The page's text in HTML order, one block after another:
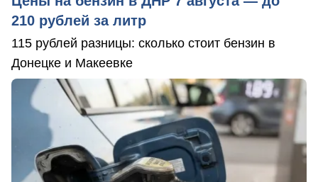
210 рублей за литр
115 рублей разницы: сколько стоит бензин в
Донецке и Макеевке